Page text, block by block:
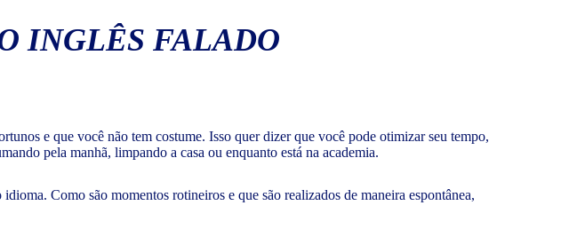
INGLÊS FALADO
e que você não tem costume. Isso quer dizer que você pode otimizar seu tempo,
pela manhã, limpando a casa ou enquanto está na academia.
Como são momentos rotineiros e que são realizados de maneira espontânea,